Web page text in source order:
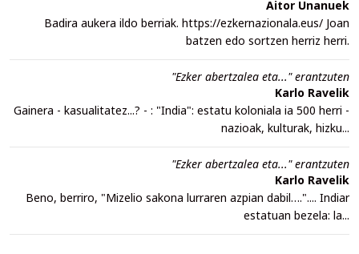
Aitor Unanuek
Badira aukera ildo berriak. https://ezkernazionala.eus/ Joan
batzen edo sortzen herriz herri.
"Ezker abertzalea eta..." erantzuten
Karlo Ravelik
Gainera - kasualitatez...? - : "India": estatu koloniala ia 500 herri -
nazioak, kulturak, hizku...
"Ezker abertzalea eta..." erantzuten
Karlo Ravelik
Beno, berriro, "Mizelio sakona lurraren azpian dabil….".... Indiar
estatuan bezela: la...